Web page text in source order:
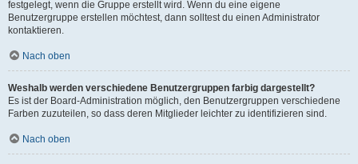
festgelegt, wenn die Gruppe erstellt wird. Wenn du eine eigene
Benutzergruppe erstellen möchtest, dann solltest du einen Administrator
kontaktieren.
Nach oben
Weshalb werden verschiedene Benutzergruppen farbig dargestellt?
Es ist der Board-Administration möglich, den Benutzergruppen verschiedene
Farben zuzuteilen, so dass deren Mitglieder leichter zu identifizieren sind.
Nach oben